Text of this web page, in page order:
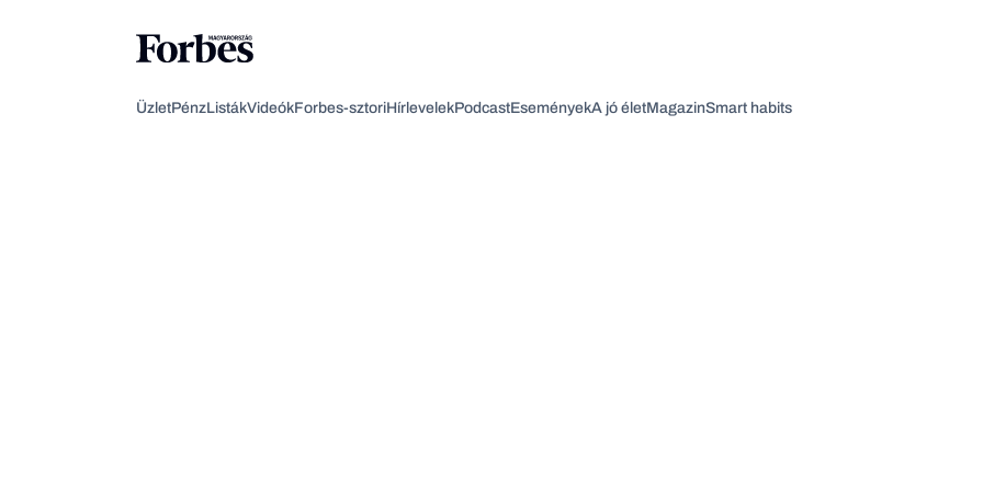
ÜzletPénzListákVideókForbes-sztoriHírlevelekPodcastEseményekA jó életMagazinSmart habits